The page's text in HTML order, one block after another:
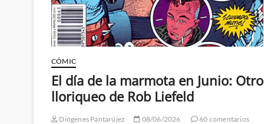
CÓMIC
El día de la marmota en Junio: Otro
lloriqueo de Rob Liefeld
Diógenes Pantarújez 08/06/2026
60 comentarios